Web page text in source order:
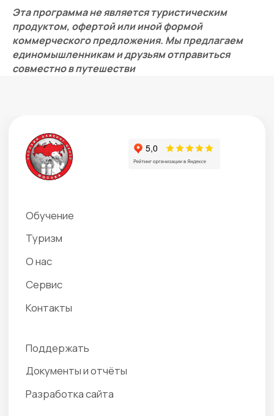
Эта программа не является туристическим
продуктом, офертой или иной формой
коммерческого предложения. Мы предлагаем
единомышленникам и друзьям отправиться
совместно в путешестви